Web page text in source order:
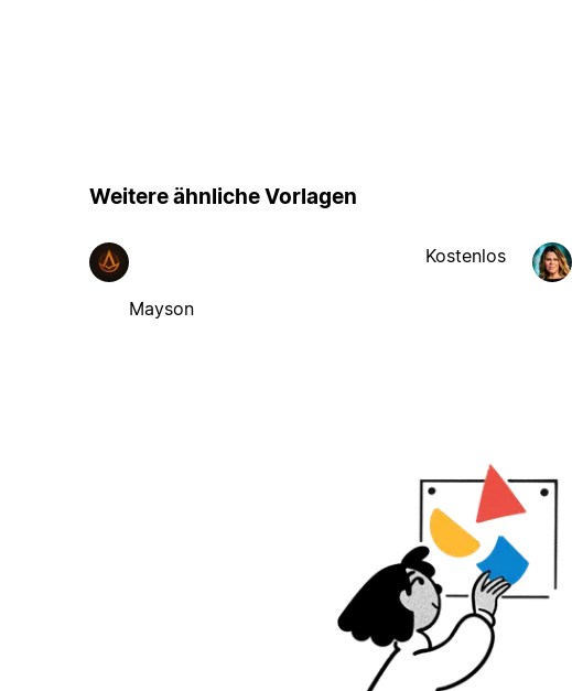
Weitere ähnliche Vorlagen
Mayson
Kostenlos